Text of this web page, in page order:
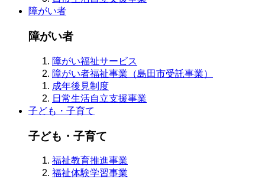
障がい者
障がい者
障がい福祉サービス
障がい者福祉事業（島田市受託事業）
成年後見制度
日常生活自立支援事業
子ども・子育て
子ども・子育て
福祉教育推進事業
福祉体験学習事業